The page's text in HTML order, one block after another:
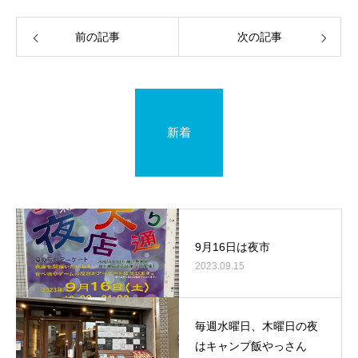
前の記事 次の記事
新着
9月16日は夜市
2023.09.15
毎週水曜日、木曜日の夜
はキャンプ飯やっさん